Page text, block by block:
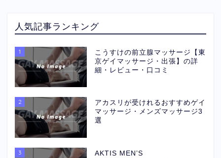
人気記事ランキング
1
こうすけの前立腺マッサージ【東
京ゲイマッサージ・出張】の詳
細・レビュー・口コミ
2
アカスリが受けれるおすすめゲイ
マッサージ・メンズマッサージ3
選
3
AKTIS MEN’S